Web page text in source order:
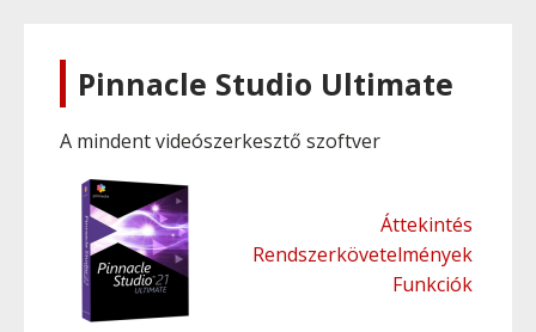
Pinnacle Studio Ultimate
A mindent videószerkesztő szoftver
Áttekintés
Rendszerkövetelmények
Funkciók